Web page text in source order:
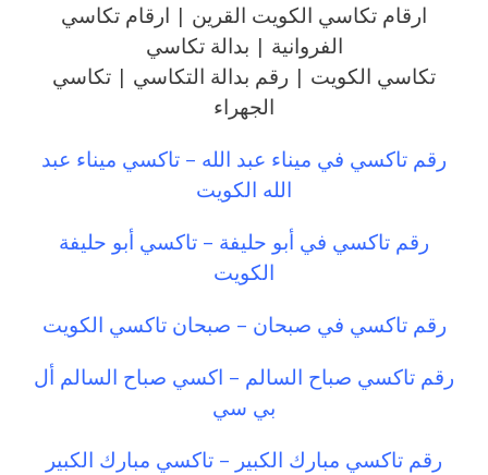
ارقام تكاسي الكويت القرين | ارقام تكاسي
الفروانية | بدالة تكاسي
تكاسي الكويت | رقم بدالة التكاسي | تكاسي
الجهراء
رقم تاكسي في ميناء عبد الله – تاكسي ميناء عبد
الله الكويت
رقم تاكسي في أبو حليفة – تاكسي أبو حليفة
الكويت
رقم تاكسي في صبحان – صبحان تاكسي الكويت
رقم تاكسي صباح السالم – اكسي صباح السالم أل
بي سي
رقم تاكسي مبارك الكبير – تاكسي مبارك الكبير